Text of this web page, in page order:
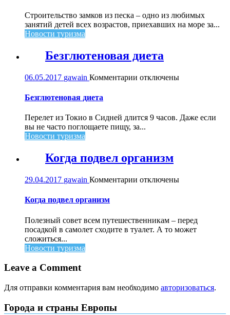
Малагуфе
Строительство замков из песка – одно из любимых
занятий детей всех возрастов, приехавших на море за...
Новости туризма
Безглютеновая диета
06.05.2017 gawain Комментарии котключены
Безглютеновая диета
Перелет из Токио в Сидней длится 9 часов. Даже если
вы не часто поглощаете пищу, за...
Новости туризма
Когда подвел организм
29.04.2017 gawain Комментарии котключены
Когда подвел организм
Полезный совет всем путешественникам – перед
посадкой в самолет сходите в туалет. А то может
сложиться...
Новости туризма
Leave a Comment
Для отправки комментария вам необходимо авторизоваться.
Города и страны Европы